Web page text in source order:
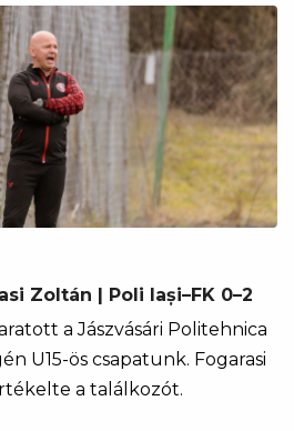
Zoltán | Poli Iași–FK 0–2
a Jászvásári Politehnica
U15-ös csapatunk. Fogarasi
a találkozót.